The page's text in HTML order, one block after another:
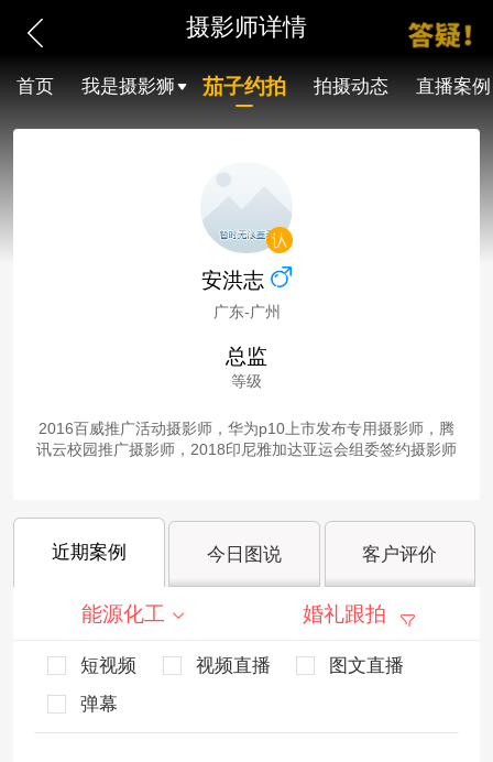
摄影师详情
首页 我是摄影狮 茄子约拍 拍摄动态 直播案例
安洪志
广东-广州
总监
等级
2016百威推广活动摄影师，华为p10上市发布专用摄影师，腾
讯云校园推广摄影师，2018印尼雅加达亚运会组委签约摄影师
近期案例 今日图说 客户评价
能源化工 婚礼跟拍
短视频 视频直播
图文直播
弹幕